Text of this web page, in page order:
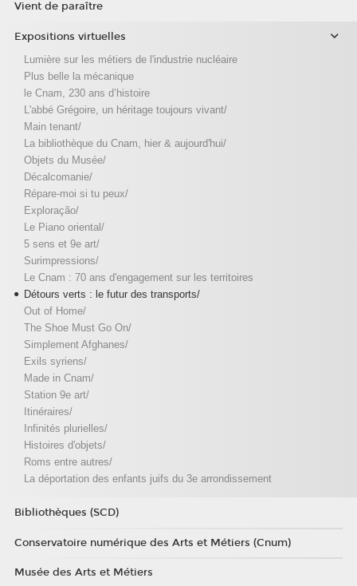
Vient de paraître
Expositions virtuelles
Lumière sur les métiers de l'industrie nucléaire
Plus belle la mécanique
le Cnam, 230 ans d’histoire
L'abbé Grégoire, un héritage toujours vivant/
Main tenant/
La bibliothèque du Cnam, hier & aujourd'hui/
Objets du Musée/
Décalcomanie/
Répare-moi si tu peux/
Exploração/
Le Piano oriental/
5 sens et 9e art/
Surimpressions/
Le Cnam : 70 ans d'engagement sur les territoires
Détours verts : le futur des transports/
Out of Home/
The Shoe Must Go On/
Simplement Afghanes/
Exils syriens/
Made in Cnam/
Station 9e art/
Itinéraires/
Infinités plurielles/
Histoires d'objets/
Roms entre autres/
La déportation des enfants juifs du 3e arrondissement
Bibliothèques (SCD)
Conservatoire numérique des Arts et Métiers (Cnum)
Musée des Arts et Métiers